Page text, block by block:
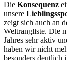
Die Konsequenz
unsere
zeigt sich auch an
Weltrangliste. Die
Jahres sehr aktiv
haben wir nicht
besonders deutlich